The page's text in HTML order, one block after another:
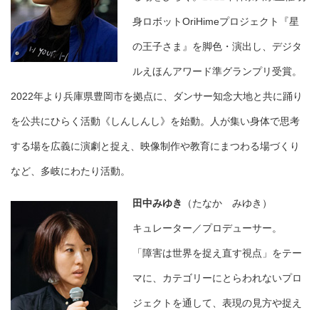
身ロボットOriHimeプロジェクト『星
の王子さま』を脚色・演出し、デジタ
ルえほんアワード準グランプリ受賞。
2022年より兵庫県豊岡市を拠点に、ダンサー知念大地と共に踊り
を公共にひらく活動《しんしんし》を始動。人が集い身体で思考
する場を広義に演劇と捉え、映像制作や教育にまつわる場づくり
など、多岐にわたり活動。
田中みゆき （たなか みゆき）
キュレーター／プロデューサー。
「障害は世界を捉え直す視点」をテー
マに、カテゴリーにとらわれないプロ
ジェクトを通して、表現の見方や捉え